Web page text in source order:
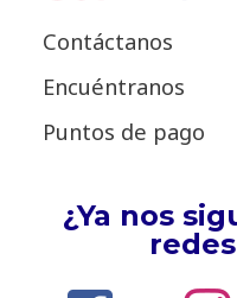
Contáctanos
Encuéntranos
Puntos de pago
¿Ya nos